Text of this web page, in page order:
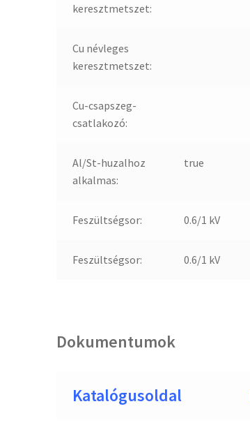
keresztmetszet:
Cu névleges
keresztmetszet:
Cu-csapszeg-
csatlakozó:
Al/St-huzalhoz
alkalmas:
true
Feszültségsor: 0.6/1 kV
Feszültségsor: 0.6/1 kV
Dokumentumok
Katalógusoldal